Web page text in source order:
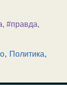
, #правда,
, Политика,